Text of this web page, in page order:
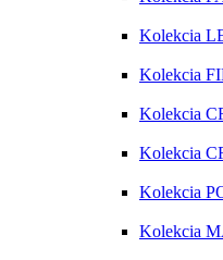
Kolekcia
Kolekcia
Kolekcia
Kolekcia
Kolekcia
Kolekcia